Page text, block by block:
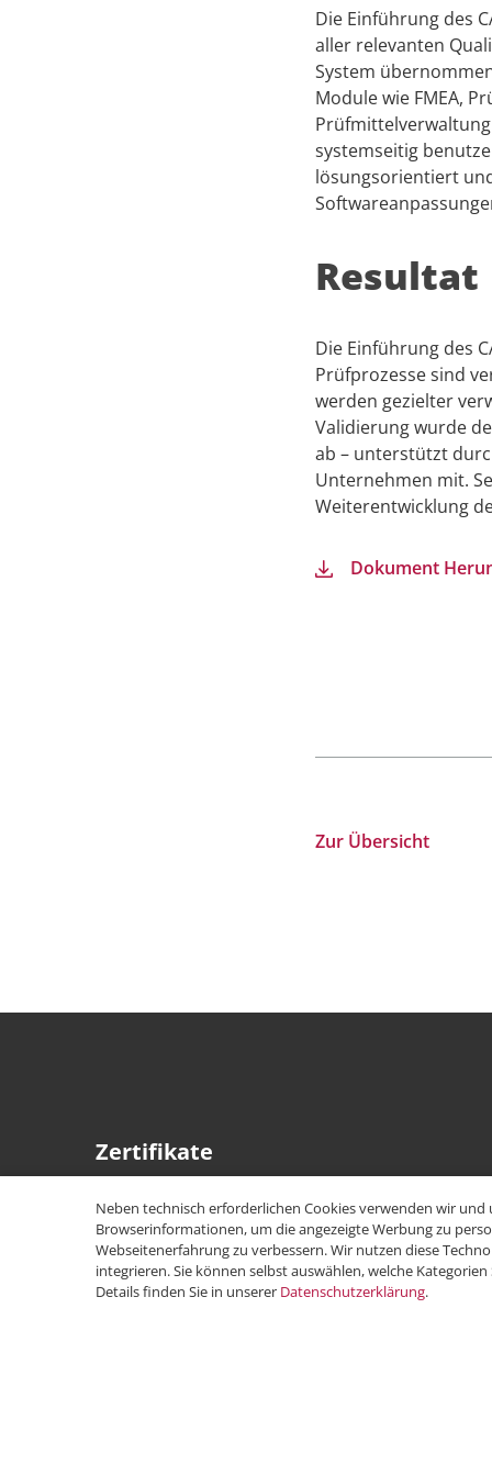
Die Einführung des
aller relevanten
System
Module wie FMEA,
systemseitig
lösungsorientiert
Resultat
Die Einführung des
Prüfprozesse sind
werden gezielter
Validierung wurde
ab – unterstützt
Unternehmen mit.
Weiterentwicklung
Dokument
Zur Übersicht
Zertifikate
Neben technisch erforderlichen Cookies verwenden wir
Browserinformationen, um die angezeigte Werbung zu
Webseitenerfahrung zu verbessern. Wir nutzen diese
integrieren. Sie können selbst auswählen, welche
Details finden Sie in unserer Datenschutzerklärung.